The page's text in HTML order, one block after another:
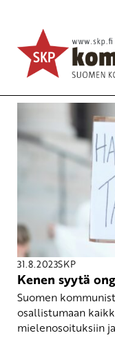
31.8.2023SKP
Kenen syytä
Suomen
osallistumaan
mielenosoituksiin